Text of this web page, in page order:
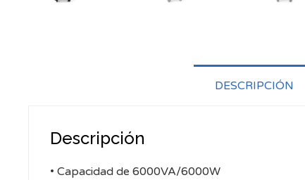
DESCRIPCIÓN
Descripción
• Capacidad de 6000VA/6000W